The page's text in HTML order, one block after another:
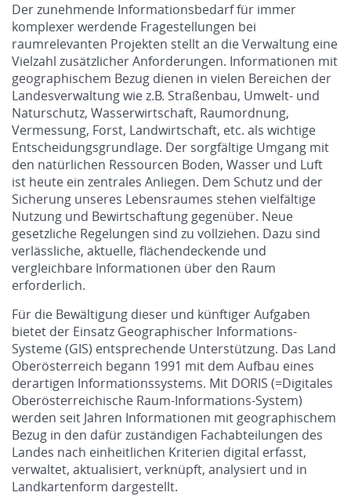
Der zunehmende Informationsbedarf für immer
komplexer werdende Fragestellungen bei
raumrelevanten Projekten stellt an die Verwaltung eine
Vielzahl zusätzlicher Anforderungen. Informationen mit
geographischem Bezug dienen in vielen Bereichen der
Landesverwaltung wie z.B. Straßenbau, Umwelt- und
Naturschutz, Wasserwirtschaft, Raumordnung,
Vermessung, Forst, Landwirtschaft, etc. als wichtige
Entscheidungsgrundlage. Der sorgfältige Umgang mit
den natürlichen Ressourcen Boden, Wasser und Luft
ist heute ein zentrales Anliegen. Dem Schutz und der
Sicherung unseres Lebensraumes stehen vielfältige
Nutzung und Bewirtschaftung gegenüber. Neue
gesetzliche Regelungen sind zu vollziehen. Dazu sind
verlässliche, aktuelle, flächendeckende und
vergleichbare Informationen über den Raum
erforderlich.
Für die Bewältigung dieser und künftiger Aufgaben
bietet der Einsatz Geographischer Informations-
Systeme (GIS) entsprechende Unterstützung. Das Land
Oberösterreich begann 1991 mit dem Aufbau eines
derartigen Informationssystems. Mit DORIS (=Digitales
Oberösterreichische Raum-Informations-System)
werden seit Jahren Informationen mit geographischem
Bezug in den dafür zuständigen Fachabteilungen des
Landes nach einheitlichen Kriterien digital erfasst,
verwaltet, aktualisiert, verknüpft, analysiert und in
Landkartenform dargestellt.